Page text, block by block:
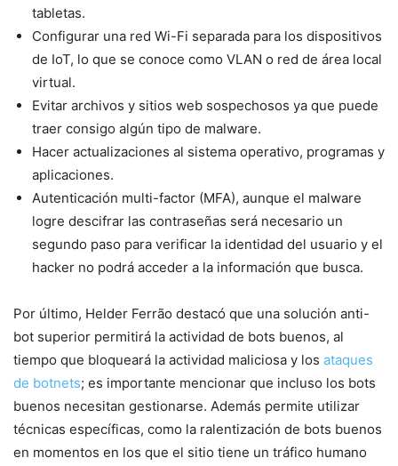
tabletas.
Configurar una red Wi-Fi separada para los dispositivos
de IoT, lo que se conoce como VLAN o red de área local
virtual.
Evitar archivos y sitios web sospechosos ya que puede
traer consigo algún tipo de malware.
Hacer actualizaciones al sistema operativo, programas y
aplicaciones.
Autenticación multi-factor (MFA), aunque el malware
logre descifrar las contraseñas será necesario un
segundo paso para verificar la identidad del usuario y el
hacker no podrá acceder a la información que busca.
Por último, Helder Ferrão destacó que una solución anti-
bot superior permitirá la actividad de bots buenos, al
tiempo que bloqueará la actividad maliciosa y los ataques
de botnets; es importante mencionar que incluso los bots
buenos necesitan gestionarse. Además permite utilizar
técnicas específicas, como la ralentización de bots buenos
en momentos en los que el sitio tiene un tráfico humano